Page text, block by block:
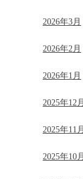
2026年3月
2026年2月
2026年1月
2025年12月
2025年11月
2025年10月